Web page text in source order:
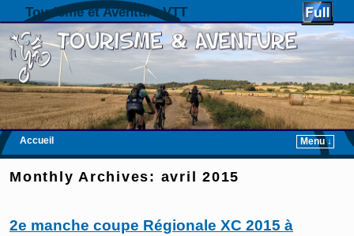
Tourisme et Aventure VTT
Accueil
Menu ↓
Skip to primary content
Aller au contenu secondaire
Monthly Archives: avril 2015
2e manche coupe Régionale XC 2015 à